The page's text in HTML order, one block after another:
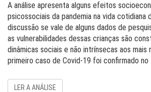
A análise apresenta alguns efeitos
psicossociais da pandemia na vida cotidiana
discussão se vale de alguns dados de
as vulnerabilidades dessas crianças são
dinâmicas sociais e não intrínsecas aos mais
primeiro caso de Covid-19 foi confirmado no
LER A ANÁLISE